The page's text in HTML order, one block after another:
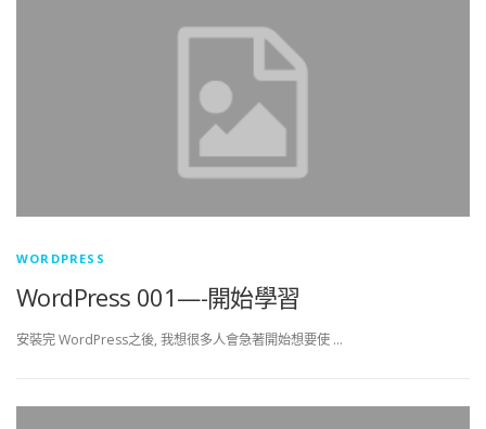
WORDPRESS
WordPress 001—-開始學習
安裝完 WordPress之後, 我想很多人會急著開始想要使 …